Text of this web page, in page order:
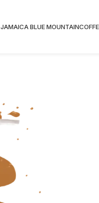
JAMAICA BLUE MOUNTAIN